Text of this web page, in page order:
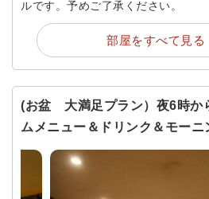
ルです。予めご了承ください。
部屋をすべて見る
(お盆 大満足プラン）夜6時か
ムメニュー＆ドリンク＆モーニ